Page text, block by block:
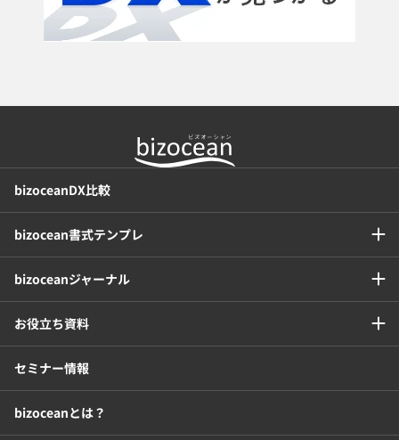
bizoceanDX比較
bizocean書式テンプレ
bizoceanジャーナル
お役立ち資料
セミナー情報
bizoceanとは？